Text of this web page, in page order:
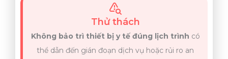
Thử thách
Không bảo trì thiết bị y tế đúng lịch trình có
thể dẫn đến gián đoạn dịch vụ hoặc rủi ro an